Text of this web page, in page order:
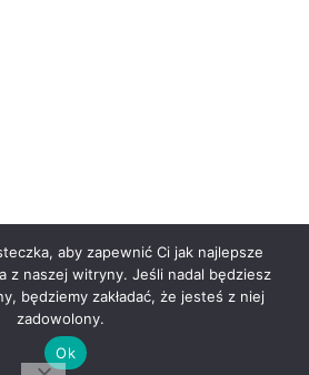
HEMAS.PL 2025
aby zapewnić Ci jak najlepsze
z naszej witryny. Jeśli nadal będziesz
będziemy zakładać, że jesteś z niej
zadowolony.
Ok